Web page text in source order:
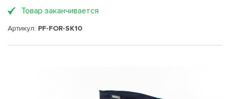
Товар заканчивается
Артикул: PF-FOR-SK10